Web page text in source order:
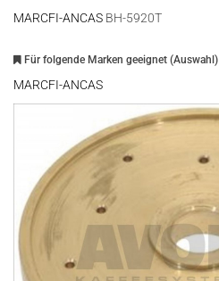
MARCFI-ANCAS BH-5920T
Für folgende Marken geeignet (Auswahl)
MARCFI-ANCAS